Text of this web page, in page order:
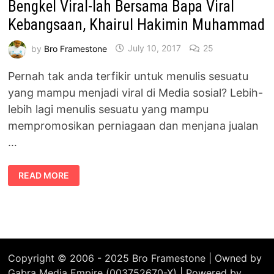
Bengkel Viral-lah Bersama Bapa Viral
Kebangsaan, Khairul Hakimin Muhammad
by Bro Framestone July 10, 2017 25
Pernah tak anda terfikir untuk menulis sesuatu
yang mampu menjadi viral di Media sosial? Lebih-
lebih lagi menulis sesuatu yang mampu
mempromosikan perniagaan dan menjana jualan
…
BENGKEL
VIRAL-
LAH
HAKIMIN
READ MORE
Copyright © 2006 - 2025 Bro Framestone | Owned by